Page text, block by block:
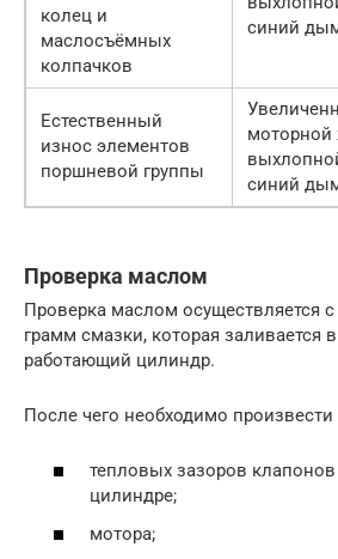
колец и
маслосъёмных
колпачков
синий
Естественный
износ элементов
поршневой группы
моторной
синий
Проверка маслом
Проверка маслом осуществляется
грамм смазки, которая заливается
работающий цилиндр.
После чего необходимо произвести
тепловых зазоров
цилиндре;
мотора;